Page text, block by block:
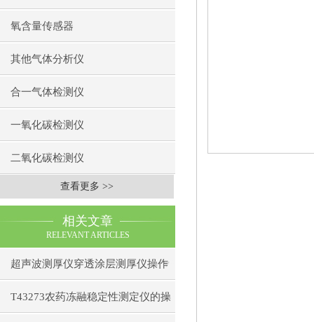
氧含量传感器
其他气体分析仪
合一气体检测仪
一氧化碳检测仪
二氧化碳检测仪
查看更多 >>
相关文章
RELEVANT ARTICLES
超声波测厚仪穿透涂层测厚仪操作
前准备操作步骤
T43273农药冻融稳定性测定仪的操